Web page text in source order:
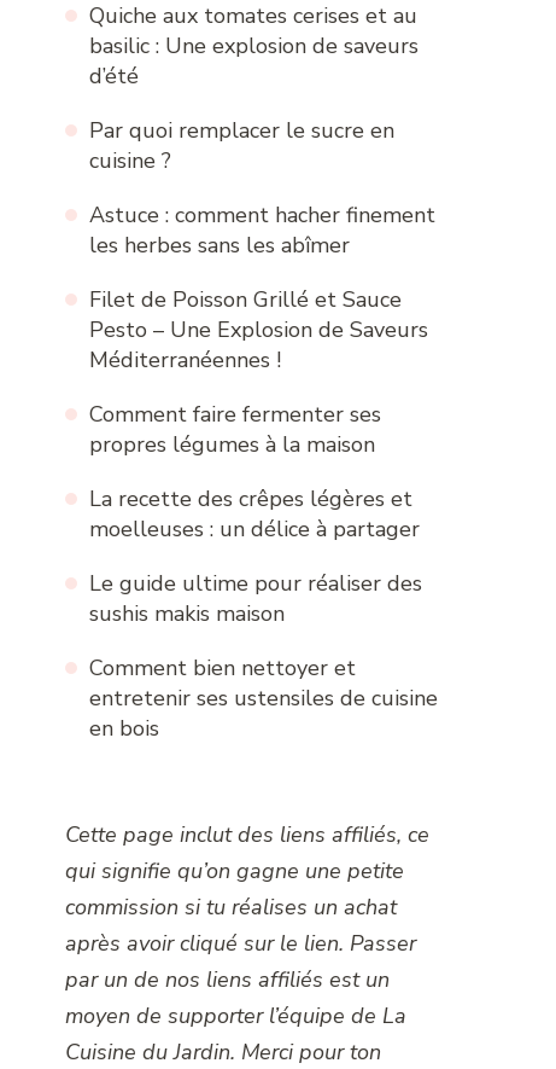
Quiche aux tomates cerises et au
basilic : Une explosion de saveurs
d’été
Par quoi remplacer le sucre en
cuisine ?
Astuce : comment hacher finement
les herbes sans les abîmer
Filet de Poisson Grillé et Sauce
Pesto – Une Explosion de Saveurs
Méditerranéennes !
Comment faire fermenter ses
propres légumes à la maison
La recette des crêpes légères et
moelleuses : un délice à partager
Le guide ultime pour réaliser des
sushis makis maison
Comment bien nettoyer et
entretenir ses ustensiles de cuisine
en bois
Cette page inclut des liens affiliés, ce
qui signifie qu’on gagne une petite
commission si tu réalises un achat
après avoir cliqué sur le lien. Passer
par un de nos liens affiliés est un
moyen de supporter l’équipe de La
Cuisine du Jardin. Merci pour ton